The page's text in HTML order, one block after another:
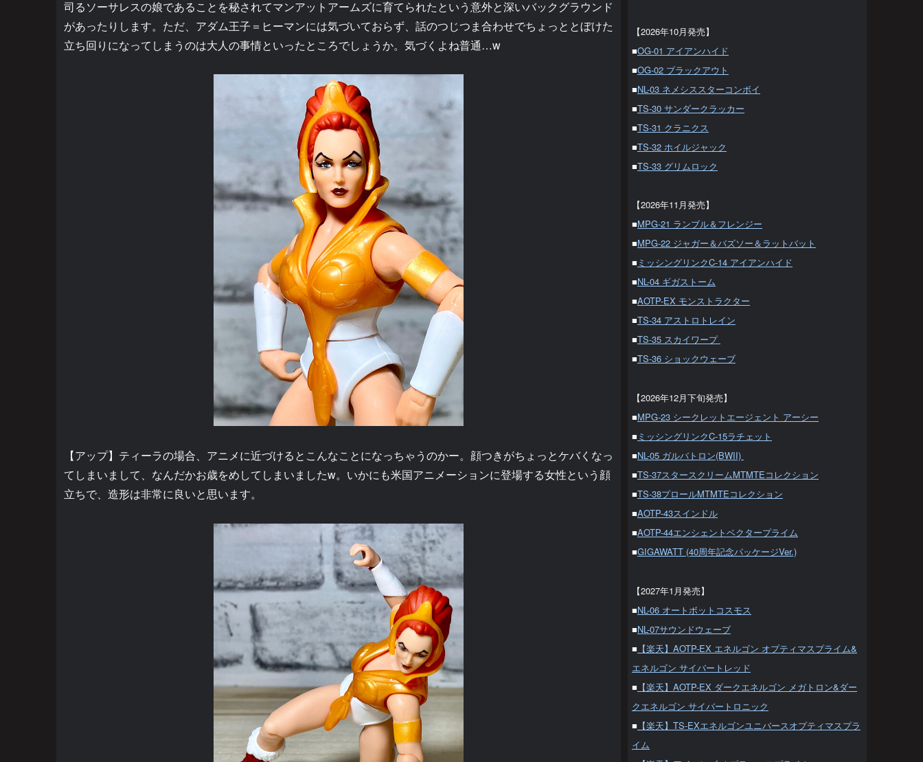
司るソーサレスの娘であることを秘されてマンアットアームズに育てられたという意外と深いバックグラウンド
があったりします。ただ、アダム王子＝ヒーマンには気づいておらず、話のつじつま合わせでちょっととぼけた
立ち回りになってしまうのは大人の事情といったところでしょうか。気づくよね普通…w
【アップ】ティーラの場合、アニメに近づけるとこんなことになっちゃうのかー。顔つきがちょっとケバくなっ
てしまいまして、なんだかお歳をめしてしまいましたw。いかにも米国アニメーションに登場する女性という顔
立ちで、造形は非常に良いと思います。
【2026年10月発売】
■OG-01 アイアンハイド
■OG-02 ブラックアウト
■NL-03 ネメシススターコンボイ
■TS-30 サンダークラッカー
■TS-31 クラニクス
■TS-32 ホイルジャック
■TS-33 グリムロック
【2026年11月発売】
■MPG-21 ランブル＆フレンジー
■MPG-22 ジャガー＆バズソー＆ラットバット
■ ミッシングリンクC-14 アイアンハイド
■NL-04 ギガストーム
■AOTP-EX モンストラクター
■TS-34 アストロトレイン
■TS-35 スカイワープ
■TS-36 ショックウェーブ
【2026年12月下旬発売】
■MPG-23 シークレットエージェント アーシー
■ ミッシングリンクC-15ラチェット
■NL-05 ガルバトロン(BWII)
■TS-37スタースクリームMTMTEコレクション
■TS-38プロールMTMTEコレクション
■AOTP-43スインドル
■AOTP-44エンシェントベクタープライム
■GIGAWATT (40周年記念パッケージVer.)
【2027年1月発売】
■NL-06 オートボットコスモス
■NL-07サウンドウェーブ
■ 【楽天】AOTP-EX エネルゴン オプティマスプライム&
エネルゴン サイバートレッド
■ 【楽天】AOTP-EX ダークエネルゴン メガトロン&ダー
クエネルゴン サイバートロニック
■ 【楽天】TS-EXエネルゴンユニバースオプティマスプラ
イム